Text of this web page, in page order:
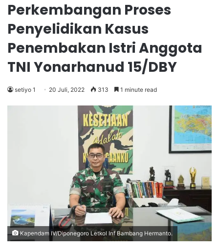
Perkembangan Proses
Penyelidikan Kasus
Penembakan Istri Anggota
TNI Yonarhanud 15/DBY
setiyo 1 20 Juli, 2022 313 1 minute read
Kapendam IV/Diponegoro Letkol Inf Bambang Hermanto.